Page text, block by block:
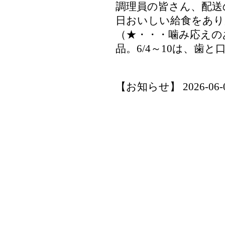
調理員の皆さん、配
日おいしい給食をあ
（★・・・噛み応え
品。6/4～10は、歯と
【お知らせ】 2026-